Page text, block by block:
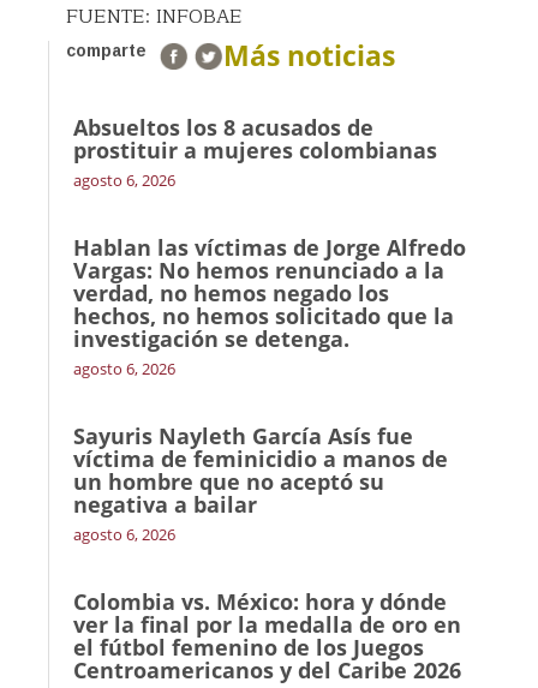
FUENTE: INFOBAE
comparte Más noticias
Absueltos los 8 acusados de
prostituir a mujeres colombianas
agosto 6, 2026
Hablan las víctimas de Jorge Alfredo
Vargas: No hemos renunciado a la
verdad, no hemos negado los
hechos, no hemos solicitado que la
investigación se detenga.
agosto 6, 2026
Sayuris Nayleth García Asís fue
víctima de feminicidio a manos de
un hombre que no aceptó su
negativa a bailar
agosto 6, 2026
Colombia vs. México: hora y dónde
ver la final por la medalla de oro en
el fútbol femenino de los Juegos
Centroamericanos y del Caribe 2026